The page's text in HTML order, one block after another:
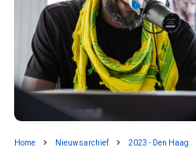
Home Nieuwsarchief 2023 - Den Haag